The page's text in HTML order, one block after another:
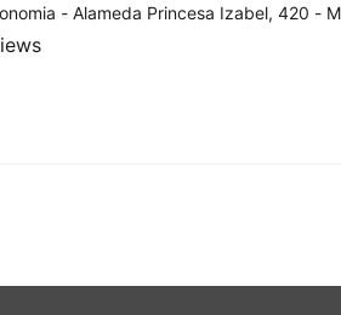
- Alameda Princesa Izabel, 420 -